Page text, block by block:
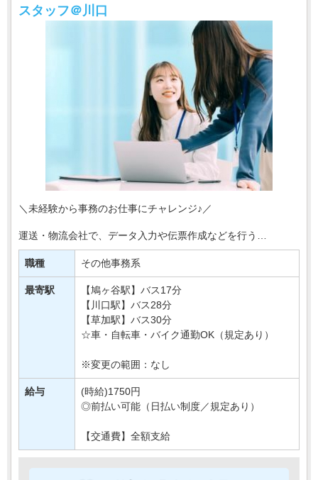
スタッフ＠川口
＼未経験から事務のお仕事にチャレンジ♪／
運送・物流会社で、データ入力や伝票作成などを行う
事務スタッフを募集します＊
お任せするのは、入出荷に関する情報入力や
書類整理など、物流を支えるサポート・・・
職種 その他事務系
最寄駅
【鳩ヶ谷駅】バス17分
【川口駅】バス28分
【草加駅】バス30分
☆車・自転車・バイク通勤OK（規定あり）
※変更の範囲：なし
給与
(時給)1750円
◎前払い可能（日払い制度／規定あり）
【交通費】全額支給